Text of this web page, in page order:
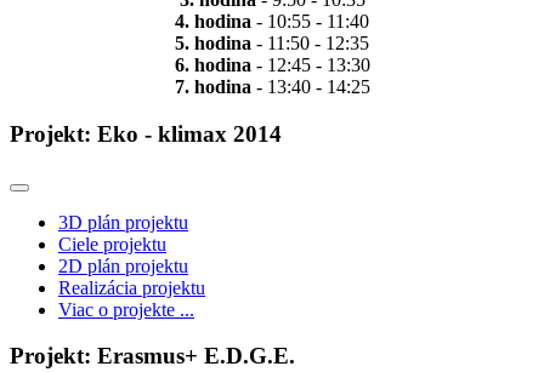
4. hodina - 10:55 - 11:40
5. hodina - 11:50 - 12:35
6. hodina - 12:45 - 13:30
7. hodina - 13:40 - 14:25
Projekt: Eko - klimax 2014
3D plán projektu
Ciele projektu
2D plán projektu
Realizácia projektu
Viac o projekte ...
Projekt: Erasmus+ E.D.G.E.